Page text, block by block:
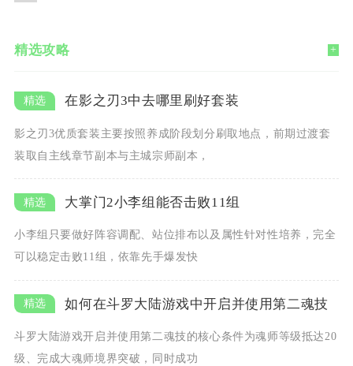
精选攻略 +
在影之刃3中去哪里刷好套装
影之刃3优质套装主要按照养成阶段划分刷取地点，前期过渡套
装取自主线章节副本与主城宗师副本，
大掌门2小李组能否击败11组
小李组只要做好阵容调配、站位排布以及属性针对性培养，完全
可以稳定击败11组，依靠先手爆发快
如何在斗罗大陆游戏中开启并使用第二魂技
斗罗大陆游戏开启并使用第二魂技的核心条件为魂师等级抵达20
级、完成大魂师境界突破，同时成功